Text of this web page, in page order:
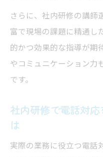
さらに、社内研修の講師
富で現場の課題に精通し
的かつ効果的な指導が期
やコミュニケーション力
です。
社内研修で電話対
は
実際の業務に役立つ電話